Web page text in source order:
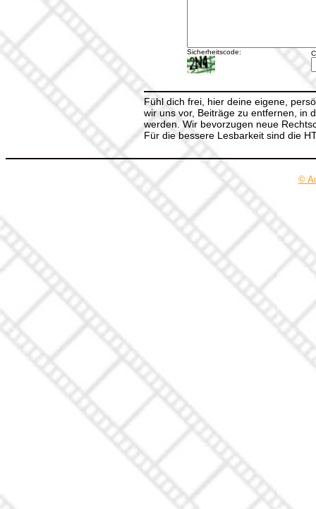
Sicherheitscode:
Fühl dich frei, hier deine eigene,
wir uns vor, Beiträge zu entfernen, in
werden. Wir bevorzugen neue
Für die bessere Lesbarkeit sind die
©